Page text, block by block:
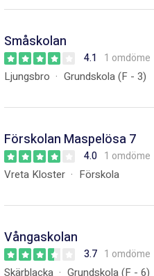
Småskolan
4.1 1 omdöme
Ljungsbro Grundskola (F - 3)
Förskolan Maspelösa 7
4.0 1 omdöme
Vreta Kloster Förskola
Vångaskolan
3.7 1 omdöme
Skärblacka Grundskola (F - 6)